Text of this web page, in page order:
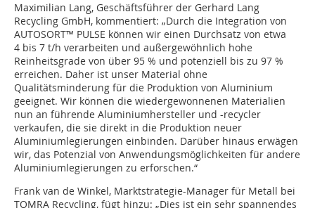
Maximilian Lang, Geschäftsführer der Gerhard Lang
Recycling GmbH, kommentiert: „Durch die Integration von
AUTOSORT™ PULSE können wir einen Durchsatz von etwa
4 bis 7 t/h verarbeiten und außergewöhnlich hohe
Reinheitsgrade von über 95 % und potenziell bis zu 97 %
erreichen. Daher ist unser Material ohne
Qualitätsminderung für die Produktion von Aluminium
geeignet. Wir können die wiedergewonnenen Materialien
nun an führende Aluminiumhersteller und -recycler
verkaufen, die sie direkt in die Produktion neuer
Aluminiumlegierungen einbinden. Darüber hinaus erwägen
wir, das Potenzial von Anwendungsmöglichkeiten für andere
Aluminiumlegierungen zu erforschen.“
Frank van de Winkel, Marktstrategie-Manager für Metall bei
TOMRA Recycling, fügt hinzu: „Dies ist ein sehr spannendes